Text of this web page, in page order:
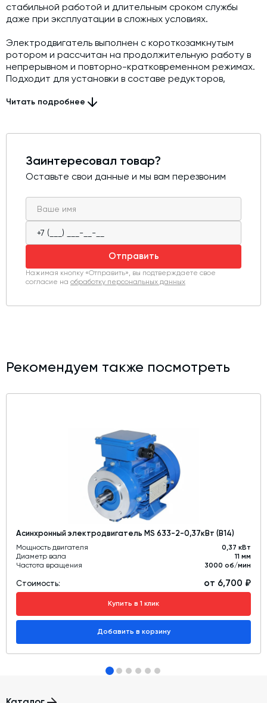
стабильной работой и длительным сроком службы
даже при эксплуатации в сложных условиях.
Электродвигатель выполнен с короткозамкнутым
ротором и рассчитан на продолжительную работу в
непрерывном и повторно-кратковременном режимах.
Подходит для установки в составе редукторов,
станков и другого технологического оборудования.
чугуна, что обеспечивает хорошую теплоотдачу,
Конструкция соответствует стандартным
присоединительным размерам, что упрощает замену и
Электродвигатель отличается плавной и тихой
работой, устойчив к перепадам напряжения и
рассчитан на эксплуатацию в широком диапазоне
температур. Совместим с большинством редукторов и
приводных систем отечественного и импортного
производства.
Читать подробнее
Заинтересовал товар?
Оставьте свои данные и мы вам перезвоним
Отправить
Нажимая кнопку «Отправить», вы подтверждаете свое
согласие на обработку персональных данных
Рекомендуем также посмотреть
Асинхронный электродвигатель MS 633-2-0,37кВт (B14)
Мощность двигателя
0,37 кВт
Диаметр вала
11 мм
Частота вращения
3000 об/мин
Стоимость: от 6,700 ₽
Купить в 1 клик
Добавить в корзину